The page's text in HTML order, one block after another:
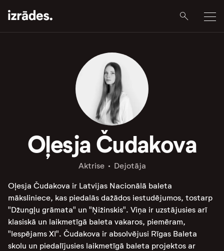
Oļesja Čudakova
Aktrise Dejotāja
Oļesja Čudakova ir Latvijas Nacionālā baleta
māksliniece, kas piedalās dažādos iestudējumos, tostarp
"Džungļu grāmata" un "Ņižinskis". Viņa ir uzstājusies arī
klasiskā un laikmetīgā baleta vakaros, piemēram,
"Iespējams XI". Čudakova ir absolvējusi Rīgas Baleta
skolu un piedalījusies laikmetīgā baleta projektos ar